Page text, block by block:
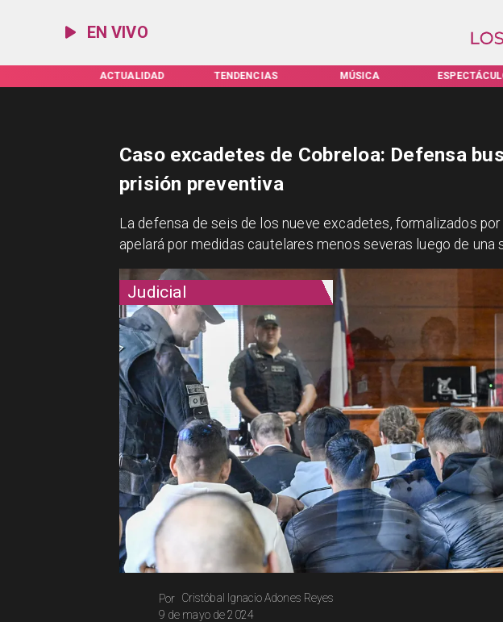
EN VIVO
ACTUALIDAD TENDENCIAS MÚSICA
Judicial
Cristóbal Ignacio Adones Reyes
Por
9 de mayo de 2024
Caso excadetes de Cobreloa: Defensa
prisión preventiva
La defensa de seis de los nueve excadetes, formalizados por
apelará por medidas cautelares menos severas luego de una